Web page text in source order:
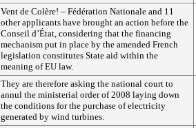
Vent de Colère! – Fédération Nationale and 11
other applicants have brought an action before the
Conseil d’État, considering that the financing
mechanism put in place by the amended French
legislation constitutes State aid within the
meaning of EU law.
They are therefore asking the national court to
annul the ministerial order of 2008 laying down
the conditions for the purchase of electricity
generated by wind turbines.